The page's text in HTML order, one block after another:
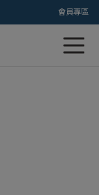
會員專區